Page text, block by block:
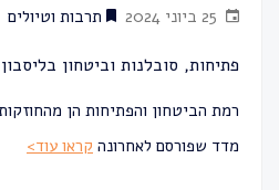
תרבות וטיולים
פתיחות, סובלנות וביטחון בליסבון
רמת הביטחון והפתיחות הן
מדד שפורסם לאחרונה קראו עוד>